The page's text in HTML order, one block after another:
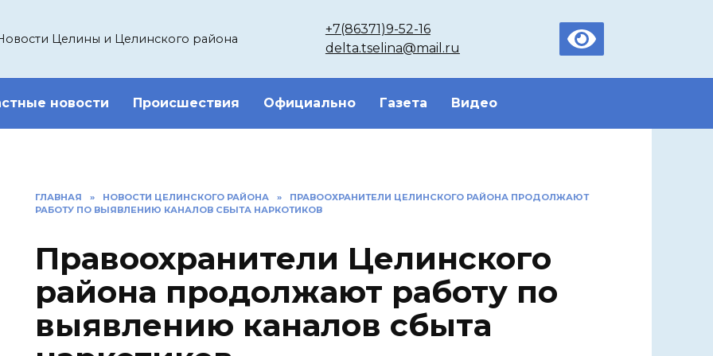
Целины и Целинского района
+7(86371)9-52-16
delta.tselina@mail.ru
новости Происшествия Официально Газета Видео
ГЛАВНАЯ » НОВОСТИ ЦЕЛИНСКОГО РАЙОНА »
ПРАВООХРАНИТЕЛИ ЦЕЛИНСКОГО РАЙОНА ПРОДОЛЖАЮТ
РАБОТУ ПО ВЫЯВЛЕНИЮ КАНАЛОВ СБЫТА НАРКОТИКОВ
Правоохранители Целинского
района продолжают работу по
выявлению каналов сбыта